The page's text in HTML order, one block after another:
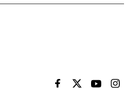
EL PAÍS BRASIL EN
EL PAÍSEL PAÍS
EL